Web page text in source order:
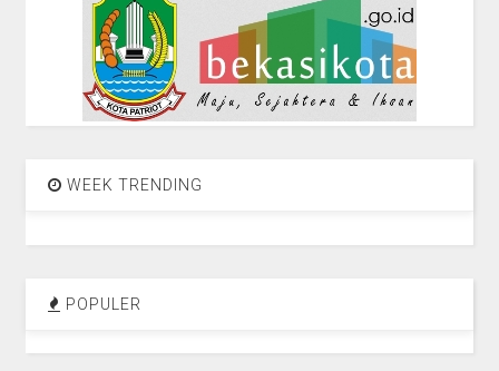
WEEK TRENDING
POPULER